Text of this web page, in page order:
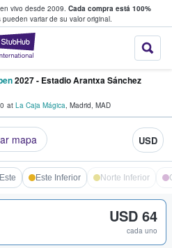
vivo desde 2009. Cada compra está 100%
pueden variar de su valor original.
StubHub: donde
boletos
2027 - Estadio Arantxa Sánchez
at La Caja Mágica, Madrid, MAD
mapa USD
Este Este Inferior Norte Inferior
USD 64
cada uno